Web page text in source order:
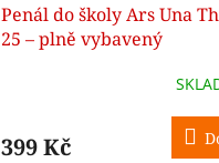
Penál do školy Ars Una
25 – plně vybavený
399 Kč